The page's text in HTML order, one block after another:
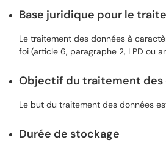
Base juridique pour le
Le traitement des données à
foi (article 6, paragraphe 2, LPD ou
Objectif du traitement des
Le but du traitement des données
Durée de stockage